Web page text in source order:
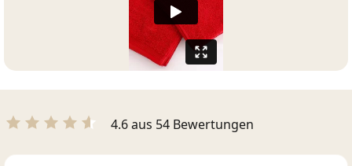
4.6 aus 54 Bewertungen